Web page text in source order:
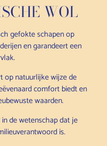
WOL
gefokte schapen op
en garandeert een
op natuurlijke wijze de
comfort biedt en
waarden.
de wetenschap dat je
is.